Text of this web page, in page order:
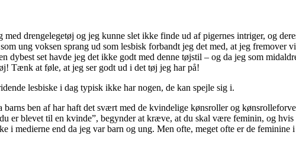
drengelegetøj og jeg kunne slet ikke finde ud af pigernes intriger, og
ung voksen sprang ud som lesbisk forbandt jeg det med, at jeg fremover
dybest set havde jeg det ikke godt med denne tøjstil – og da jeg som
Tænk at føle, at jeg ser godt ud i det tøj jeg har på!
lesbiske i dag typisk ikke har nogen, de kan spejle sig i.
ben af har haft det svært med de kvindelige kønsroller og
er blevet til en kvinde”, begynder at kræve, at du skal være feminin, og
i medierne end da jeg var barn og ung. Men ofte, meget ofte er de